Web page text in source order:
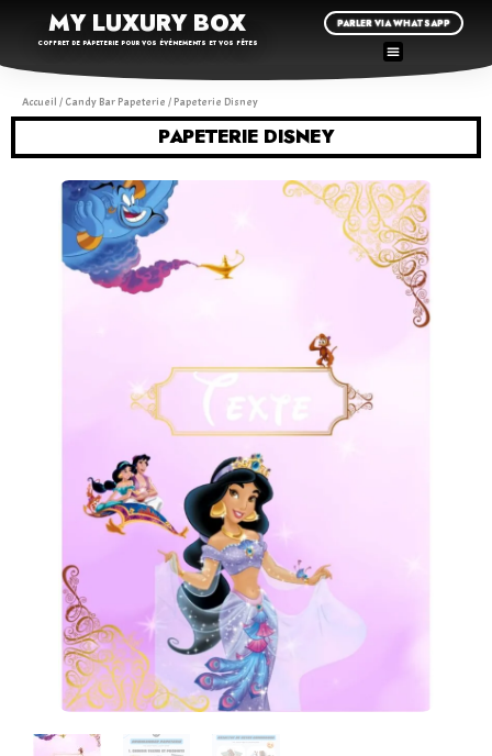
MY LUXURY BOX
COFFRET DE PAPETERIE POUR VOS ÉVÉNEMENTS ET VOS FÊTES
PARLER VIA WHATSAPP
Accueil / Candy Bar Papeterie / Papeterie Disney
PAPETERIE DISNEY